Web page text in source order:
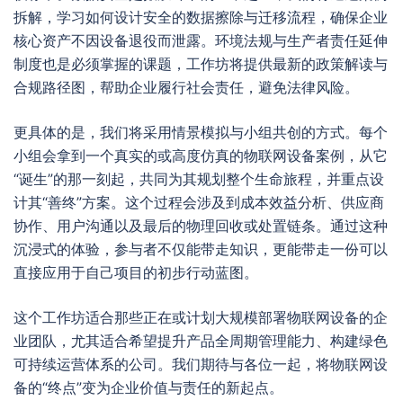
拆解，学习如何设计安全的数据擦除与迁移流程，确保企业
核心资产不因设备退役而泄露。环境法规与生产者责任延伸
制度也是必须掌握的课题，工作坊将提供最新的政策解读与
合规路径图，帮助企业履行社会责任，避免法律风险。
更具体的是，我们将采用情景模拟与小组共创的方式。每个
小组会拿到一个真实的或高度仿真的物联网设备案例，从它
“诞生”的那一刻起，共同为其规划整个生命旅程，并重点设
计其“善终”方案。这个过程会涉及到成本效益分析、供应商
协作、用户沟通以及最后的物理回收或处置链条。通过这种
沉浸式的体验，参与者不仅能带走知识，更能带走一份可以
直接应用于自己项目的初步行动蓝图。
这个工作坊适合那些正在或计划大规模部署物联网设备的企
业团队，尤其适合希望提升产品全周期管理能力、构建绿色
可持续运营体系的公司。我们期待与各位一起，将物联网设
备的“终点”变为企业价值与责任的新起点。